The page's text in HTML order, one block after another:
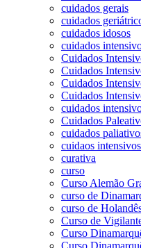
cuidados gerais
cuidados
cuidados idosos
cuidados
Cuidados
Cuidados
Cuidados
Cuidados
cuidados
Cuidados
cuidados
cuidaos intensivos
curativa
curso
Curso Alemão
curso de
curso de
Curso de
Curso
Curso